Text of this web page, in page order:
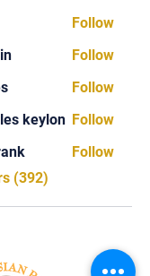
Follow
Follow
Follow
keylon Follow
Follow
(392)